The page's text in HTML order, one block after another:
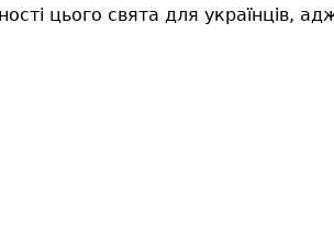
цього свята для українців,